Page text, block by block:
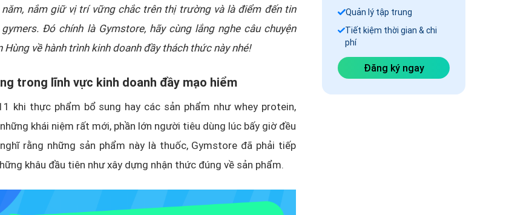
Quản lý tập trung
Tiết kiệm thời gian & chi
phí
Đăng ký ngay
nắm giữ vị trí vững chắc trên thị trường và là điểm đến tin
Đó chính là Gymstore, hãy cùng lắng nghe câu chuyện
Hùng về hành trình kinh doanh đầy thách thức này nhé!
trong lĩnh vực kinh doanh đầy mạo hiểm
khi thực phẩm bổ sung hay các sản phẩm như whey protein,
khái niệm rất mới, phần lớn người tiêu dùng lúc bấy giờ đều
rằng những sản phẩm này là thuốc, Gymstore đã phải tiếp
khâu đầu tiên như xây dựng nhận thức đúng về sản phẩm.